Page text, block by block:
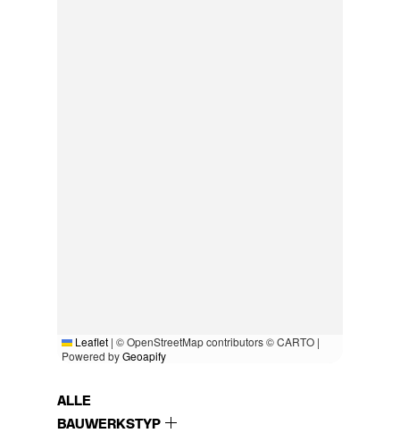
Leaflet | © OpenStreetMap contributors © CARTO |
Powered byGeoapify
ALLE
BAUWERKSTYP